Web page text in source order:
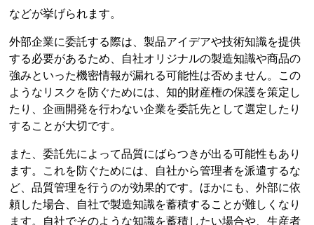
などが挙げられます。
外部企業に委託する際は、製品アイデアや技術知識を提供
する必要があるため、自社オリジナルの製造知識や商品の
強みといった機密情報が漏れる可能性は否めません。この
ようなリスクを防ぐためには、知的財産権の保護を策定し
たり、企画開発を行わない企業を委託先として選定したり
することが大切です。
また、委託先によって品質にばらつきが出る可能性もあり
ます。これを防ぐためには、自社から管理者を派遣するな
ど、品質管理を行うのが効果的です。ほかにも、外部に依
頼した場合、自社で製造知識を蓄積することが難しくなり
ます。自社でそのような知識を蓄積したい場合や、生産者